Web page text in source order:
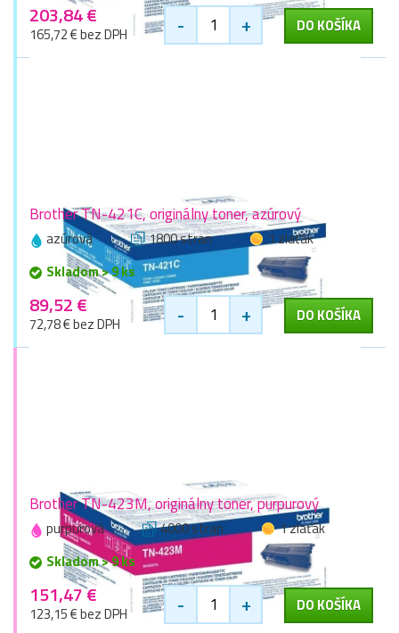
203,84 €
165,72 € bez DPH - + DO KOŠÍKA
Brother TN-421C, originálny toner, azúrový
azúrová 1800 stran
1 zlaťák
Skladom > 9 ks
89,52 €
72,78 € bez DPH - + DO KOŠÍKA
Brother TN-423M, originálny toner, purpurový
purpurová 4000 stran
1 zlaťák
Skladom > 9 ks
151,47 €
123,15 € bez DPH - + DO KOŠÍKA